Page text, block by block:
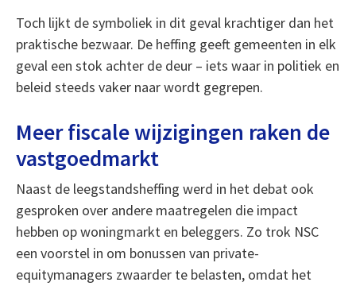
Toch lijkt de symboliek in dit geval krachtiger dan het
praktische bezwaar. De heffing geeft gemeenten in elk
geval een stok achter de deur – iets waar in politiek en
beleid steeds vaker naar wordt gegrepen.
Meer fiscale wijzigingen raken de
vastgoedmarkt
Naast de leegstandsheffing werd in het debat ook
gesproken over andere maatregelen die impact
hebben op woningmarkt en beleggers. Zo trok NSC
een voorstel in om bonussen van private-
equitymanagers zwaarder te belasten, omdat het